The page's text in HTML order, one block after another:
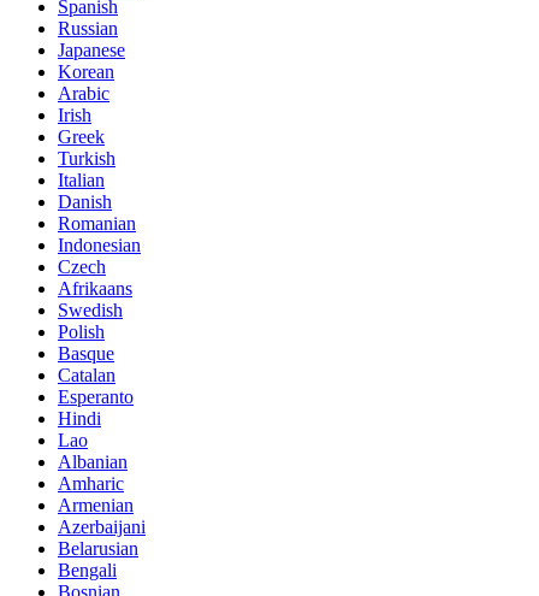
Spanish
Russian
Japanese
Korean
Arabic
Irish
Greek
Turkish
Italian
Danish
Romanian
Indonesian
Czech
Afrikaans
Swedish
Polish
Basque
Catalan
Esperanto
Hindi
Lao
Albanian
Amharic
Armenian
Azerbaijani
Belarusian
Bengali